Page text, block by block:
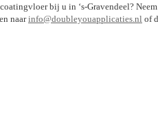
bij u in ‘s-Gravendeel?
naarinfo@doubleyouapplicaties.nl of